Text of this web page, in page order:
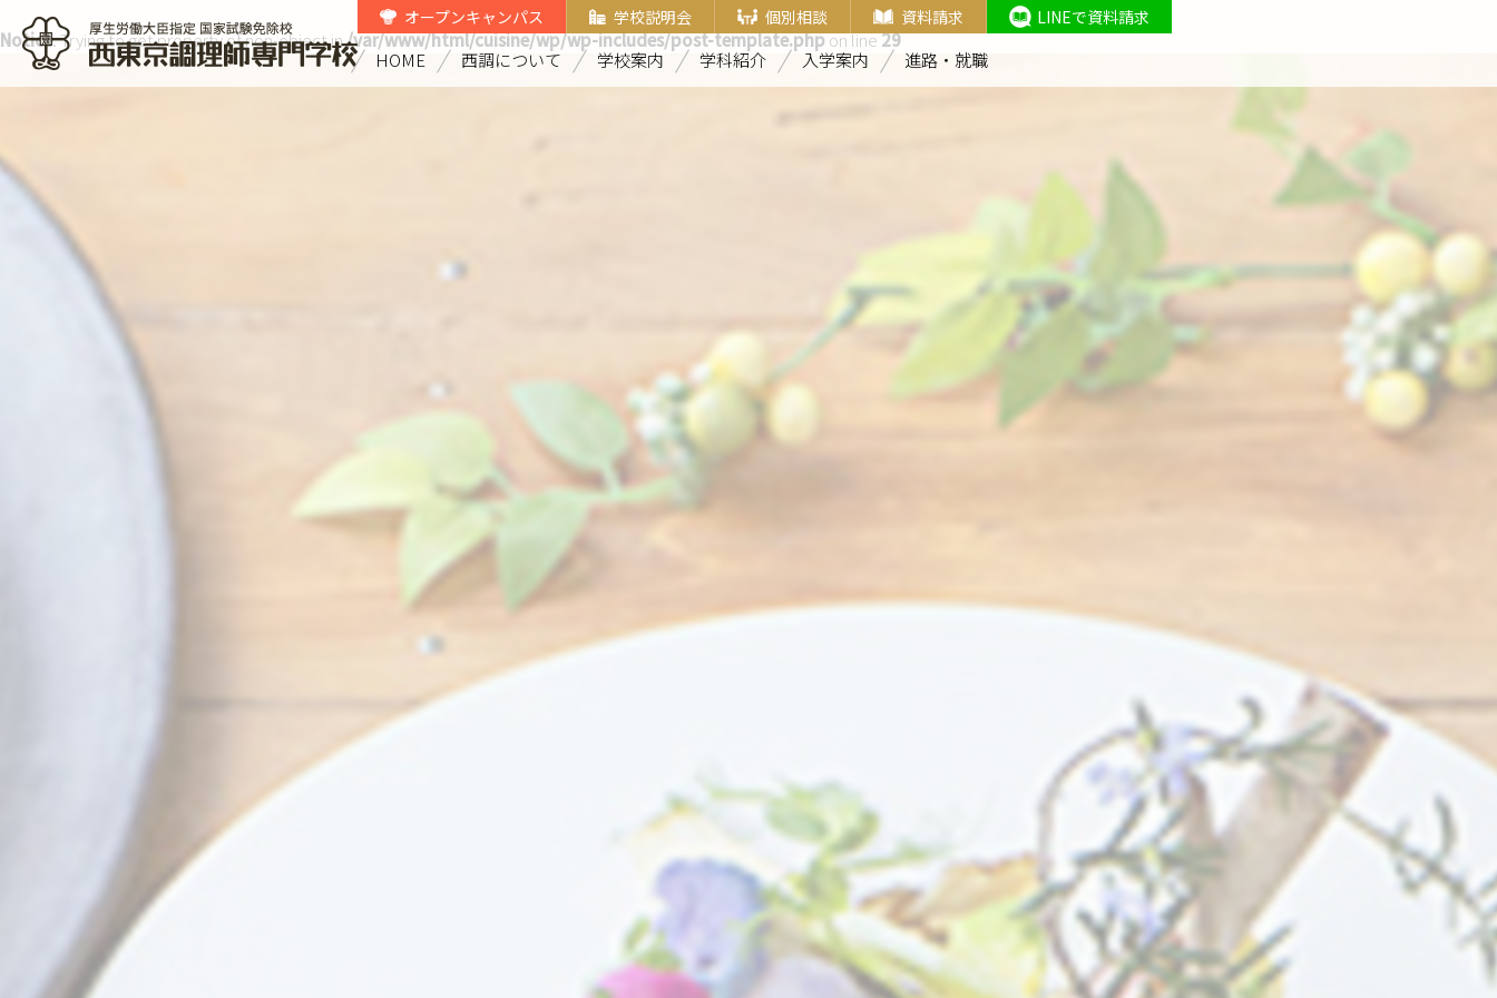
Notice: Trying to get property of non-object in/var/www/html/cuisine/wp/wp-includes/post-template.phpon line29
HOME 西調について 学校案内 学科紹介 入学案内 進路・就職
オープンキャンパス 学校説明会 個別相談 資料請求 LINEで資料請求